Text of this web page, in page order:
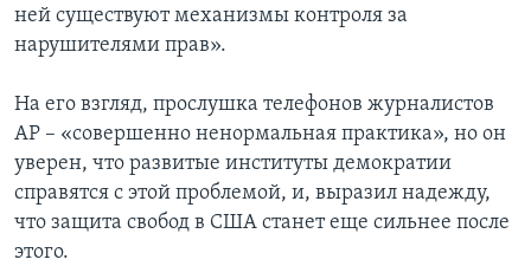
ней существуют механизмы контроля за
нарушителями прав».
На его взгляд, прослушка телефонов журналистов
АР – «совершенно ненормальная практика», но он
уверен, что развитые институты демократии
справятся с этой проблемой, и, выразил надежду,
что защита свобод в США станет еще сильнее после
этого.